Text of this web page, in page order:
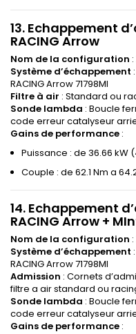
13. Echappement
RACING Arrow
Nom de la configuration :
Système d’échappement
RACING Arrow 71798MI
Filtre à air : Standard ou
Sonde lambda : Boucle
code erreur catalyseur
Gains de performance :
Puissance : de 36.66 kW
Couple : de 62.1 Nm a
14. Echappement
RACING Arrow +
Nom de la configuration :
Système d’échappement
RACING Arrow 71798MI
Admission : Cornets
filtre a air standard ou
Sonde lambda : Boucle
code erreur catalyseur
Gains de performance :